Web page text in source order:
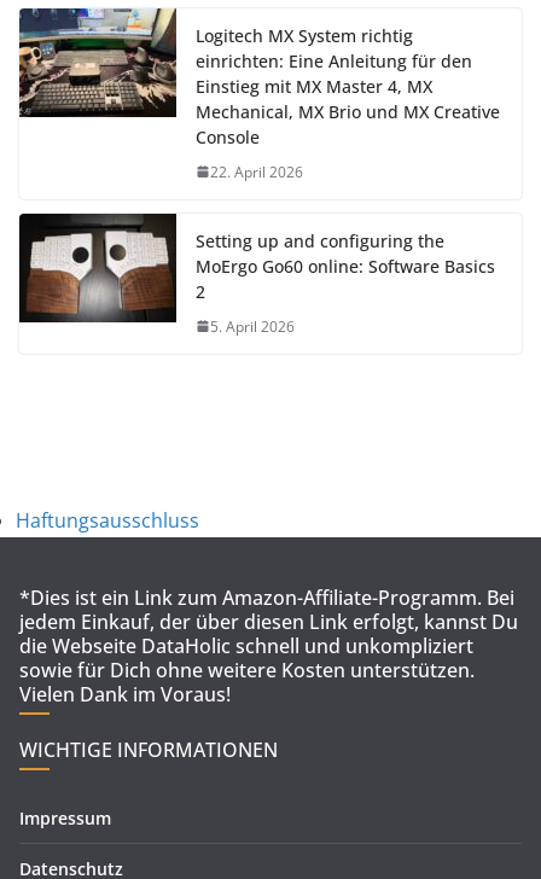
Logitech MX System richtig
einrichten: Eine Anleitung für den
Einstieg mit MX Master 4, MX
Mechanical, MX Brio und MX Creative
Console
22. April 2026
Setting up and configuring the
MoErgo Go60 online: Software Basics
2
5. April 2026
Haftungsausschluss
*Dies ist ein Link zum Amazon-Affiliate-Programm. Bei
jedem Einkauf, der über diesen Link erfolgt, kannst Du
die Webseite DataHolic schnell und unkompliziert
sowie für Dich ohne weitere Kosten unterstützen.
Vielen Dank im Voraus!
WICHTIGE INFORMATIONEN
Impressum
Datenschutz